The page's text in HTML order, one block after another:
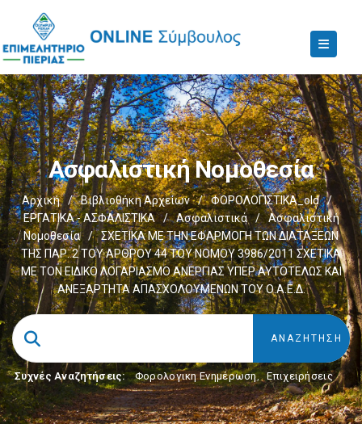
Ασφαλιστική Νομοθεσία
Αρχική / Βιβλιοθήκη Αρχείων / ΦΟΡΟΛΟΓΙΣΤΙΚΑ_old
/
ΕΡΓΑΤΙΚΑ - ΑΣΦΑΛΙΣΤΙΚΑ
/ Ασφαλιστικά /
Ασφαλιστική
Νομοθεσία
/
ΣΧΕΤΙΚΑ ΜΕ ΤΗΝ ΕΦΑΡΜΟΓΗ ΤΩΝ ΔΙΑΤΑΞΕΩΝ
ΤΗΣ ΠΑΡ. 2 ΤΟΥ ΑΡΘΡΟΥ 44 ΤΟΥ ΝΟΜΟΥ 3986/2011 ΣΧΕΤΙΚΑ
ΜΕ ΤΟΝ ΕΙΔΙΚΟ ΛΟΓΑΡΙΑΣΜΟ ΑΝΕΡΓΙΑΣ ΥΠΕΡ ΑΥΤΟΤΕΛΩΣ ΚΑΙ
ΑΝΕΞΑΡΤΗΤΑ ΑΠΑΣΧΟΛΟΥΜΕΝΩΝ ΤΟΥ Ο.Α.Ε.Δ.
Συχνές Αναζητήσεις: Φορολογικη Ενημέρωση, Επιχειρήσεις